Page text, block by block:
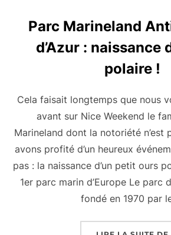
Parc Marineland
d’Azur : naissance
polaire !
Cela faisait longtemps que nous
avant sur Nice Weekend le
Marineland dont la notoriété n’est
avons profité d’un heureux
pas : la naissance d’un petit ours
1er parc marin d’Europe Le parc
fondé en 1970 par